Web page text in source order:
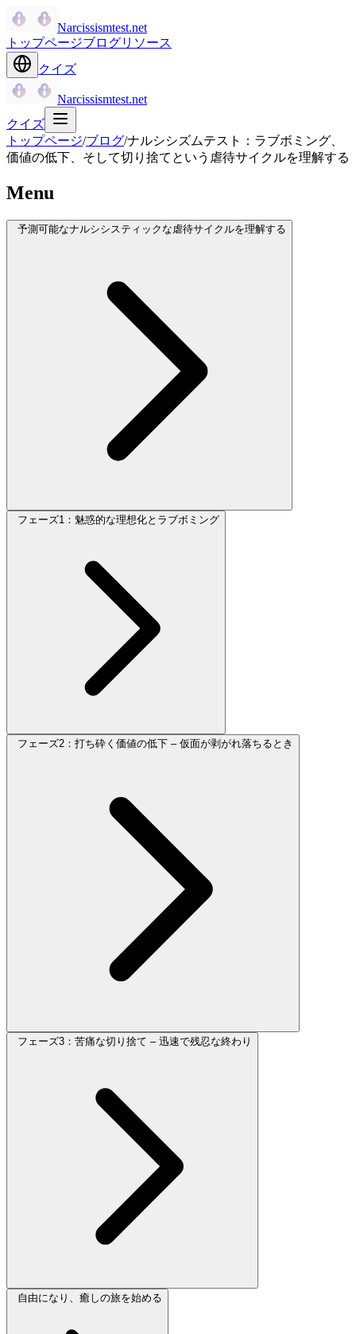
Narcissismtest.net
トップページブログリソース
クイズ
Narcissismtest.net
クイズ
トップページ/ブログ/ナルシシズムテスト：ラブボミング、
価値の低下、そして切り捨てという虐待サイクルを理解する
Menu
予測可能なナルシシスティックな虐待サイクルを理解する
フェーズ1：魅惑的な理想化とラブボミング
フェーズ2：打ち砕く価値の低下 – 仮面が剥がれ落ちるとき
フェーズ3：苦痛な切り捨て – 迅速で残忍な終わり
自由になり、癒しの旅を始める